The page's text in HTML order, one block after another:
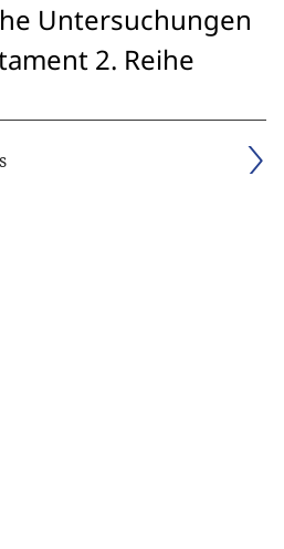
Untersuchungen
2. Reihe